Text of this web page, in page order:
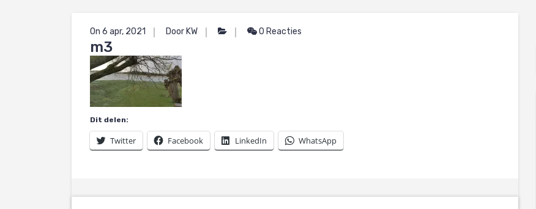
On 6 apr, 2021 Door KW 0 Reacties
m3
Dit delen:
Twitter Facebook LinkedIn WhatsApp